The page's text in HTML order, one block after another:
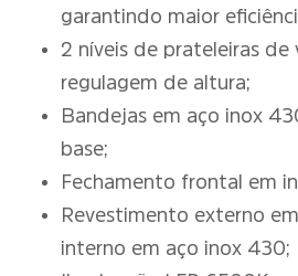
garantindo maior
2 níveis de prateleiras de
regulagem de altura;
Bandejas em aço inox
base;
Fechamento frontal em
Revestimento externo
interno em aço inox 430;